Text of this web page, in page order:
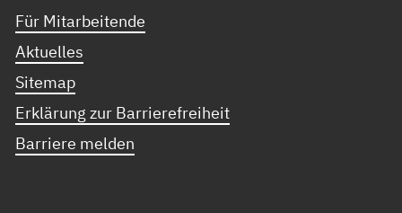
Für Mitarbeitende
Aktuelles
Sitemap
Erklärung zur Barrierefreiheit
Barriere melden